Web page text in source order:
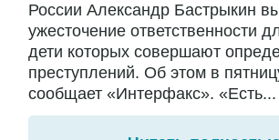
России Александр Бастрыкин
ужесточение ответственности
дети которых совершают
преступлений. Об этом в
сообщает «Интерфакс». «Есть...